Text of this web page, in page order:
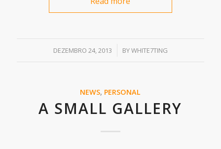
DEZEMBRO 24, 2013
/ BYWHITE7TING
NEWS, PERSONAL
A SMALL GALLERY